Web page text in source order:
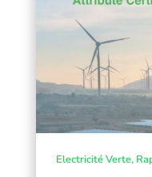
Electricité Verte,